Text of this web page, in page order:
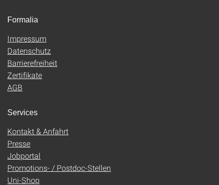
Formalia
Impressum
Datenschutz
Barrierefreiheit
Zertifikate
AGB
Services
Kontakt & Anfahrt
Presse
Jobportal
Promotions- / Postdoc-Stellen
Uni-Shop